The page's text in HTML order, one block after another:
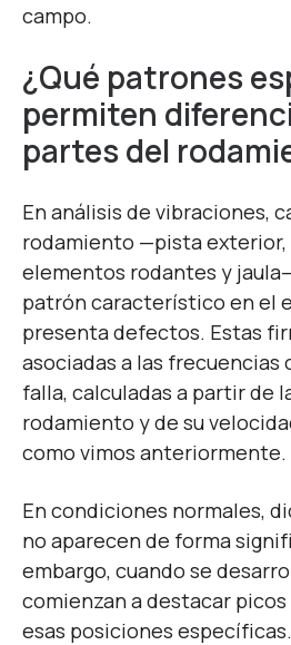
campo.
¿Qué patrones
permiten
partes del
En análisis de vibraciones,
rodamiento —pista
elementos rodantes y
patrón característico en el
presenta defectos. Estas
asociadas a las
falla, calculadas a partir de
rodamiento y de su
como vimos anteriormente.
En condiciones normales,
no aparecen de forma
embargo, cuando se
comienzan a destacar
esas posiciones específicas.